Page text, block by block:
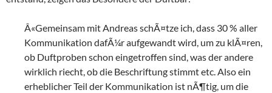
Â«Gemeinsam mit Andreas schÃ¤tze ich, dass 30 % aller
Kommunikation dafÃ¼r aufgewandt wird, um zu klÃ¤ren,
ob Duftproben schon eingetroffen sind, was der andere
wirklich riecht, ob die Beschriftung stimmt etc. Also ein
erheblicher Teil der Kommunikation ist nÃ¶tig, um die